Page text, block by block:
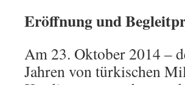
Eröffnung und
Am 23. Oktober 2014 –
Jahren von türkischen